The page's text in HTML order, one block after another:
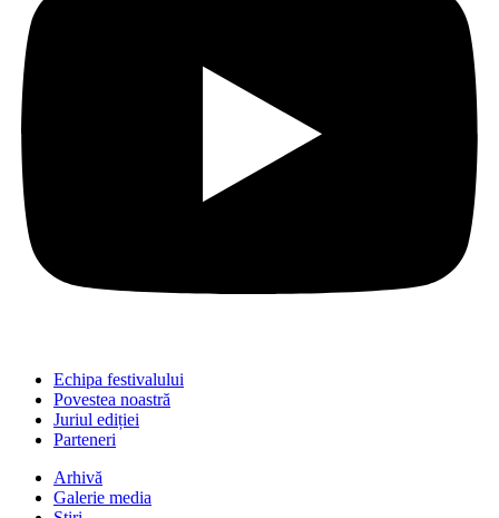
Echipa festivalului
Povestea noastră
Juriul ediției
Parteneri
Arhivă
Galerie media